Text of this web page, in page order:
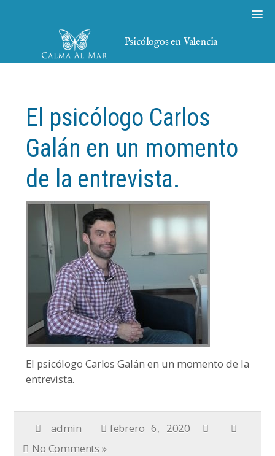
Psicólogos en Valencia
El psicólogo Carlos
Galán en un momento
de la entrevista.
El psicólogo Carlos Galán en un momento de la
entrevista.
admin
febrero 6, 2020
No Comments »